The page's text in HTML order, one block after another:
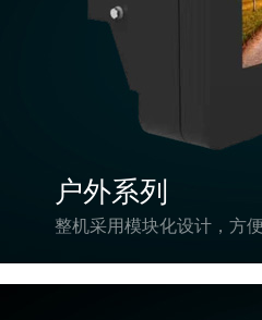
户外系列
整机采用模块化设计，方